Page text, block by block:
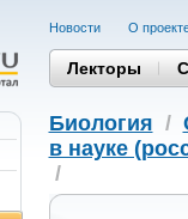
Новости О
Лекторы
Биология /
в науке
/